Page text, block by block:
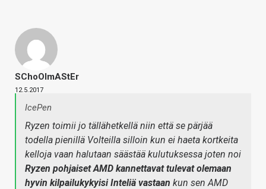
SChoOlmAStEr
12.5.2017
IcePen
Ryzen toimii jo tällähetkellä niin että se pärjää
todella pienillä Volteilla silloin kun ei haeta kortkeita
kelloja vaan halutaan säästää kulutuksessa joten noi
Ryzen pohjaiset AMD kannettavat tulevat olemaan
hyvin kilpailukykyisi Inteliä vastaan kun sen AMD